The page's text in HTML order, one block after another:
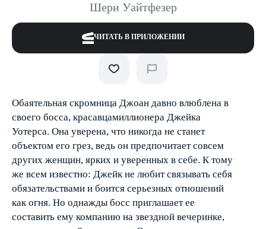
Шери Уайтфезер
ЧИТАТЬ В ПРИЛОЖЕНИИ
Обаятельная скромница Джоан давно влюблена в
своего босса, красавца­миллионера Джейка
Уотерса. Она уверена, что никогда не станет
объектом его грез, ведь он предпочитает совсем
других женщин, ярких и уверенных в себе. К тому
же всем известно: Джейк не любит связывать себя
обязательствами и боится серьезных отношений
как огня. Но однажды босс приглашает ее
составить ему компанию на звездной вечеринке,